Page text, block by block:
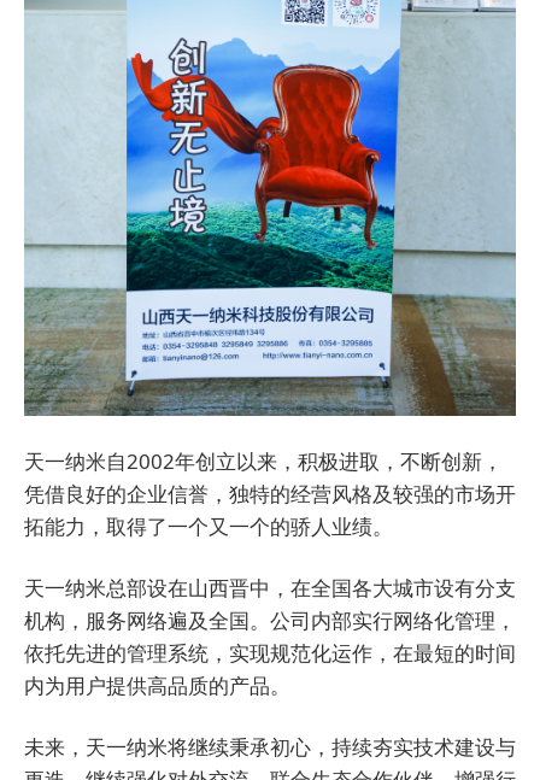
天一纳米自2002年创立以来，积极进取，不断创新，
凭借良好的企业信誉，独特的经营风格及较强的市场开
拓能力，取得了一个又一个的骄人业绩。
天一纳米总部设在山西晋中，在全国各大城市设有分支
机构，服务网络遍及全国。公司内部实行网络化管理，
依托先进的管理系统，实现规范化运作，在最短的时间
内为用户提供高品质的产品。
未来，天一纳米将继续秉承初心，持续夯实技术建设与